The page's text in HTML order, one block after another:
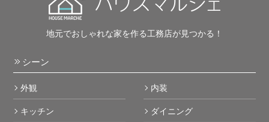
地元でおしゃれな家を作る工務店が見つかる！
シーン
外観
内装
キッチン
ダイニング